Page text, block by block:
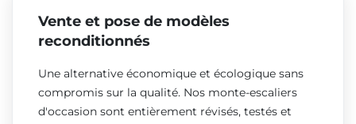
Vente et pose de modèles
reconditionnés
Une alternative économique et écologique sans
compromis sur la qualité. Nos monte-escaliers
d'occasion sont entièrement révisés, testés et